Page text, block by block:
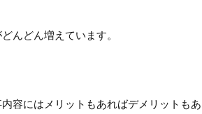
んどん増えています。
容にはメリットもあればデメリットもあ